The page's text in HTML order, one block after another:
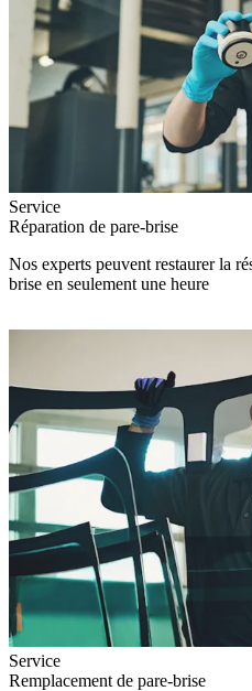
Service
Réparation de pare-brise
Nos experts peuvent restaurer la
brise en seulement une heure
Service
Remplacement de pare-brise